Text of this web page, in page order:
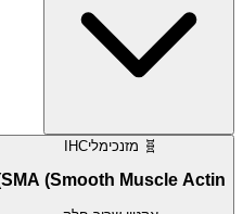
🧬 מזנכימליIHC
SMA (Smooth Muscle Actin)